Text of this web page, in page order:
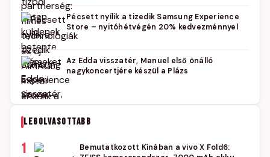
Pécsett nyílik a tizedik Samsung Experience
Store – nyitóhétvégén 20% kedvezménnyel
Az Edda visszatér, Manuel első önálló
nagykoncertjére készül a Plázs
LEGOLVASOTTABB
1
Bemutatkozott Kínában a vivo X Fold6: